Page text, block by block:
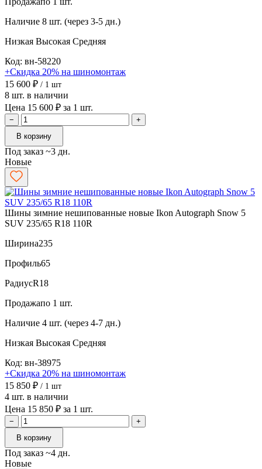
Наличие 8 шт. (через 3-5 дн.)
Низкая Высокая Средняя
Код: вн-58220
+Скидка 20% на шиномонтаж
15 600 ₽ / 1 шт
8 шт. в наличии
Цена 15 600 ₽ за 1 шт.
−
+
В корзину
Под заказ ~3 дн.
Новые
Шины зимние нешипованные новые Ikon Autograph Snow 5
SUV 235/65 R18 110R
Ширина235
Профиль65
РадиусR18
Продажапо 1 шт.
Наличие 4 шт. (через 4-7 дн.)
Низкая Высокая Средняя
Код: вн-38975
+Скидка 20% на шиномонтаж
15 850 ₽ / 1 шт
4 шт. в наличии
Цена 15 850 ₽ за 1 шт.
−
+
В корзину
Под заказ ~4 дн.
Новые